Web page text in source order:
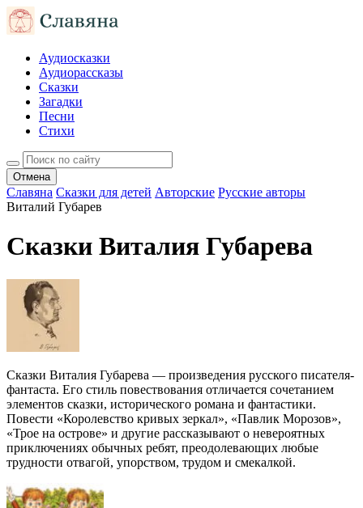
Аудиосказки
Аудиорассказы
Сказки
Загадки
Песни
Стихи
Отмена
Славяна Сказки для детей Авторские Русские авторы
Виталий Губарев
Сказки Виталия Губарева
Сказки Виталия Губарева — произведения русского писателя-
фантаста. Его стиль повествования отличается сочетанием
элементов сказки, исторического романа и фантастики.
Повести «Королевство кривых зеркал», «Павлик Морозов»,
«Трое на острове» и другие рассказывают о невероятных
приключениях обычных ребят, преодолевающих любые
трудности отвагой, упорством, трудом и смекалкой.